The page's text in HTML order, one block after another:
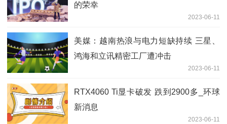
的荣幸
2023-06-11
美媒：越南热浪与电力短缺持续 三星、
鸿海和立讯精密工厂遭冲击
2023-06-11
RTX4060 Ti显卡破发 跌到2900多_环球
新消息
2023-06-11